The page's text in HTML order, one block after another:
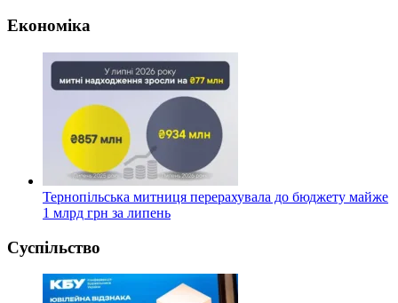
Економіка
Тернопільська митниця перерахувала до бюджету майже
1 млрд грн за липень
Суспільство